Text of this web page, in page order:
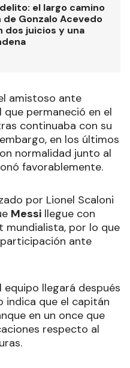
el largo camino
Gonzalo Acevedo
dos juicios y una
amistoso ante
que permaneció en el
continuaba con su
en los últimos
normalidad junto al
favorablemente.
por Lionel Scaloni
Messi llegue con
por lo que
ante
llegará después
indica que el capitán
en un once que
respecto al